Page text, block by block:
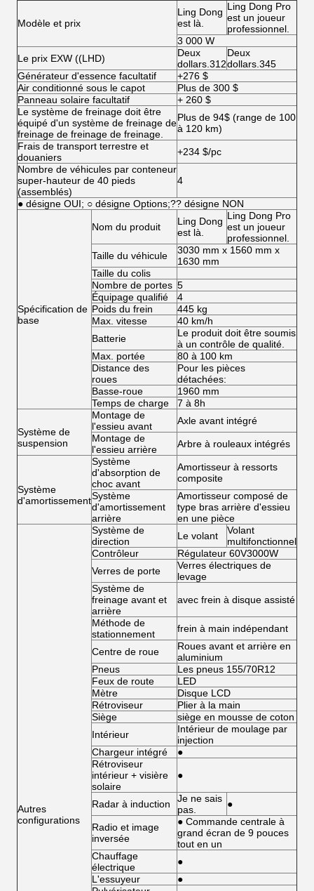
Modèle et prix
Ling Dong
est là.
Ling Dong Pro
est un joueur
professionnel.
3 000 W
Le prix EXW ((LHD)
Deux
dollars.312
Deux
dollars.345
Générateur d'essence facultatif
+276 $
Air conditionné sous le capot
Plus de 300 $
Panneau solaire facultatif
+ 260 $
Le système de freinage doit être
équipé d'un système de freinage de
freinage de freinage de freinage.
Plus de 94$ (range de 100
à 120 km)
Frais de transport terrestre et
douaniers
+234 $/pc
Nombre de véhicules par conteneur
super-hauteur de 40 pieds
(assemblés)
4
● désigne OUI; ○ désigne Options;?? désigne NON
Spécification de
base
Nom du produit
Ling Dong
est là.
Ling Dong Pro
est un joueur
professionnel.
Taille du véhicule
3030 mm x 1560 mm x
1630 mm
Taille du colis
Nombre de portes 5
Équipage qualifié
4
Poids du frein
445 kg
Max. vitesse
40 km/h
Batterie
Le produit doit être soumis
à un contrôle de qualité.
Max. portée
80 à 100 km
Distance des
roues
Pour les pièces
détachées:
Basse-roue
1960 mm
Temps de charge
7 à 8h
Système de
suspension
Montage de
l'essieu avant
Axle avant intégré
Montage de
l'essieu arrière
Arbre à rouleaux intégrés
Système
d'amortissement
Système
d'absorption de
choc avant
Amortisseur à ressorts
composite
Système
d'amortissement
arrière
Amortisseur composé de
type bras arrière d'essieu
en une pièce
Autres
configurations
Système de
direction
Le volant
Volant
multifonctionnel
Contrôleur
Régulateur 60V3000W
Verres de porte
Verres électriques de
levage
Système de
freinage avant et
arrière
avec frein à disque assisté
Méthode de
stationnement
frein à main indépendant
Centre de roue
Roues avant et arrière en
aluminium
Pneus
Les pneus 155/70R12
Feux de route
LED
Mètre
Disque LCD
Rétroviseur
Plier à la main
Siège
siège en mousse de coton
Intérieur
Intérieur de moulage par
injection
Chargeur intégré
●
Rétroviseur
intérieur + visière
solaire
●
Radar à induction
Je ne sais
pas.
●
Radio et image
inversée
● Commande centrale à
grand écran de 9 pouces
tout en un
Chauffage
électrique
●
L'essuyeur
●